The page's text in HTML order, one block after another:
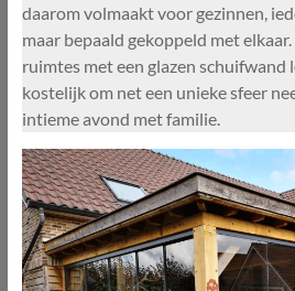
daarom volmaakt voor gezinnen,
maar bepaald gekoppeld met
ruimtes met een glazen schuifwand
kostelijk om net een unieke sfeer
intieme avond met familie.